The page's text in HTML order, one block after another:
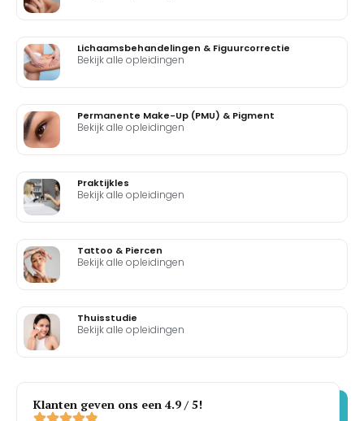
Lichaamsbehandelingen & Figuurcorrectie
Bekijk alle opleidingen
Permanente Make-Up (PMU) & Pigment
Bekijk alle opleidingen
Praktijkles
Bekijk alle opleidingen
Tattoo & Piercen
Bekijk alle opleidingen
Thuisstudie
Bekijk alle opleidingen
Klanten geven ons een 4.9 / 5!